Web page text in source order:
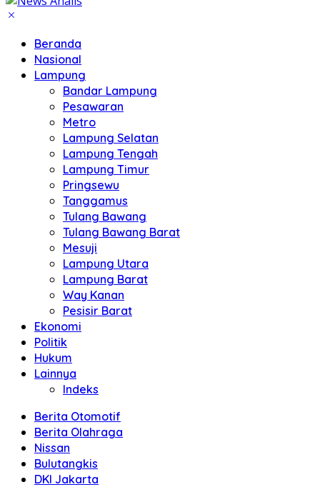
Beranda
Nasional
Lampung
Bandar Lampung
Pesawaran
Metro
Lampung Selatan
Lampung Tengah
Lampung Timur
Pringsewu
Tanggamus
Tulang Bawang
Tulang Bawang Barat
Mesuji
Lampung Utara
Lampung Barat
Way Kanan
Pesisir Barat
Ekonomi
Politik
Hukum
Lainnya
Indeks
Berita Otomotif
Berita Olahraga
Nissan
Bulutangkis
DKI Jakarta